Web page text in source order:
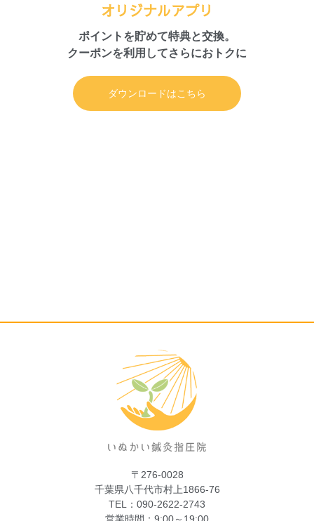
オリジナルアプリ
ポイントを貯めて特典と交換。
クーポンを利用してさらにおトクに
ダウンロードはこちら
〒276-0028
千葉県八千代市村上1866-76
TEL：090-2622-2743